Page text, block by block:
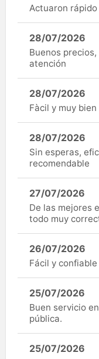
Actuaron rápido
28/07/2026
Buenos
atención
28/07/2026
Fàcil y muy
28/07/2026
Sin esperas,
recomendable
27/07/2026
De las mejores
todo muy
26/07/2026
Fácil y confiable
25/07/2026
Buen servicio
pública.
25/07/2026